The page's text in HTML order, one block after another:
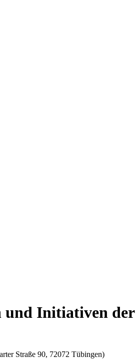
und Initiativen
Straße 90, 72072 Tübingen)